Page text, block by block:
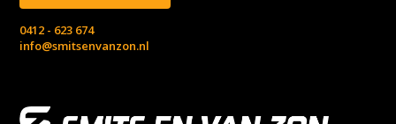
0412 - 623 674
info@smitsenvanzon.nl